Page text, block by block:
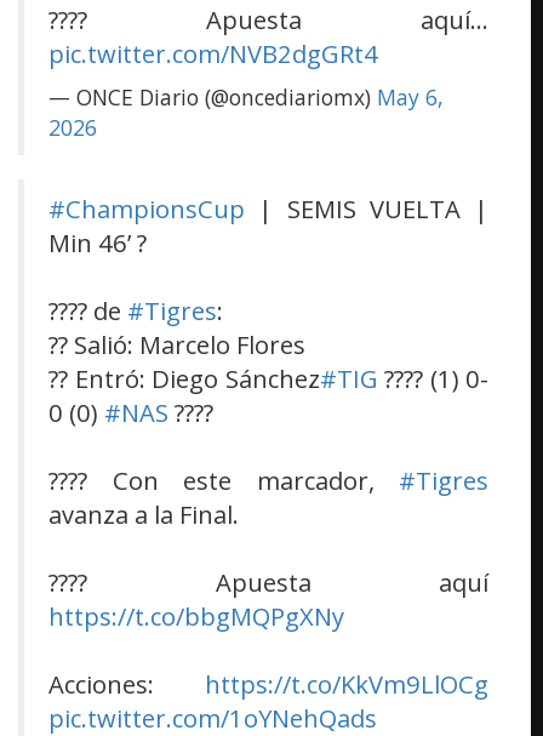
???? Apuesta aquí…
pic.twitter.com/NVB2dgGRt4
— ONCE Diario (@oncediariomx) May 6,
2026
#ChampionsCup | SEMIS VUELTA |
Min 46’ ?
???? de #Tigres:
?? Salió: Marcelo Flores
?? Entró: Diego Sánchez#TIG ???? (1) 0-
0 (0) #NAS ????
???? Con este marcador, #Tigres
avanza a la Final.
???? Apuesta aquí
https://t.co/bbgMQPgXNy
Acciones: https://t.co/KkVm9LlOCg
pic.twitter.com/1oYNehQads